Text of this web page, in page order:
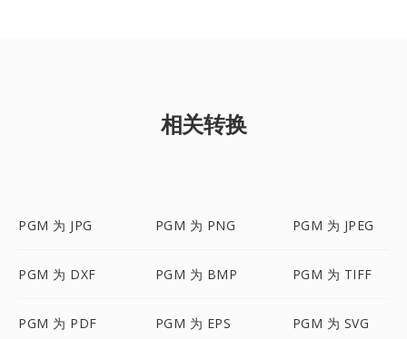
相关转换
PGM 为 JPG PGM 为 PNG PGM 为 JPEG
PGM 为 DXF PGM 为 BMP PGM 为 TIFF
PGM 为 PDF PGM 为 EPS PGM 为 SVG